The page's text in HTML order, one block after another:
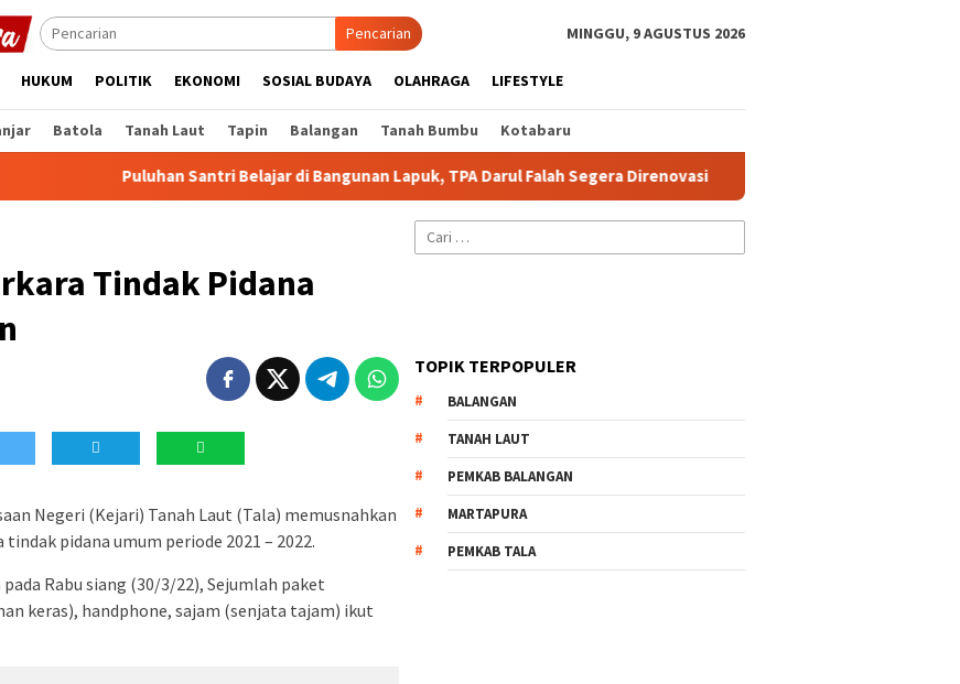
Pencarian MINGGU, 9 AGUSTUS 2026
HUKUM POLITIK EKONOMI SOSIAL BUDAYA OLAHRAGA LIFESTYLE
Batola Tanah Laut Tapin Balangan Tanah Bumbu Kotabaru
Puluhan Santri Belajar di Bangunan Lapuk, TPA Darul Falah Segera Direnovasi PMI Banjar Gelar Latihan
Tindak Pidana
Negeri (Kejari) Tanah Laut (Tala) memusnahkan
pidana umum periode 2021 – 2022.
Rabu siang (30/3/22), Sejumlah paket
keras), handphone, sajam (senjata tajam) ikut
Cari
untuk:
TOPIK TERPOPULER
BALANGAN
TANAH LAUT
PEMKAB BALANGAN
MARTAPURA
PEMKAB TALA